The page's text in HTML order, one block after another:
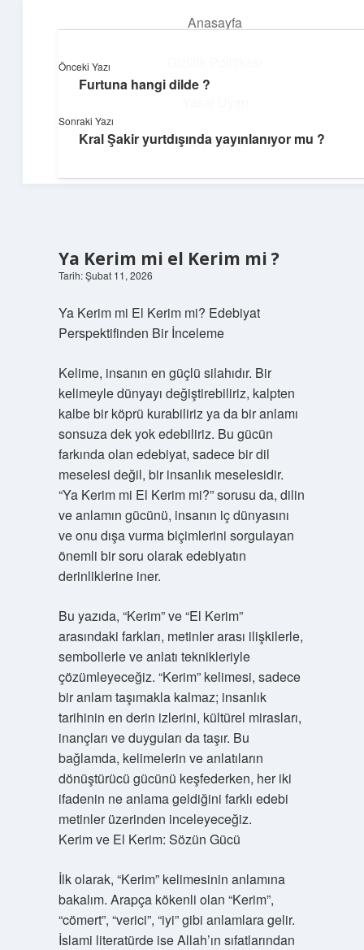
Anasayfa
Hakkımızda
Parlak Fikir Dünyası
Işıltılı önerilerle hayatını canlandır!
Ya Kerim mi el Kerim mi ?
Tarih: Şubat 11, 2026
Ya Kerim mi El Kerim mi? Edebiyat
Perspektifinden Bir İnceleme
Kelime, insanın en güçlü silahıdır. Bir
kelimeyle dünyayı değiştirebiliriz, kalpten
kalbe bir köprü kurabiliriz ya da bir anlamı
sonsuza dek yok edebiliriz. Bu gücün
farkında olan edebiyat, sadece bir dil
meselesi değil, bir insanlık meselesidir.
“Ya Kerim mi El Kerim mi?” sorusu da, dilin
ve anlamın gücünü, insanın iç dünyasını
ve onu dışa vurma biçimlerini sorgulayan
önemli bir soru olarak edebiyatın
derinliklerine iner.
Bu yazıda, “Kerim” ve “El Kerim”
arasındaki farkları, metinler arası ilişkilerle,
sembollerle ve anlatı teknikleriyle
çözümleyeceğiz. “Kerim” kelimesi, sadece
bir anlam taşımakla kalmaz; insanlık
tarihinin en derin izlerini, kültürel mirasları,
inançları ve duyguları da taşır. Bu
bağlamda, kelimelerin ve anlatıların
dönüştürücü gücünü keşfederken, her iki
ifadenin ne anlama geldiğini farklı edebi
metinler üzerinden inceleyeceğiz.
Kerim ve El Kerim: Sözün Gücü
İlk olarak, “Kerim” kelimesinin anlamına
bakalım. Arapça kökenli olan “Kerim”,
“cömert”, “verici”, “iyi” gibi anlamlara gelir.
İslami literatürde ise Allah’ın sıfatlarından
Önceki Yazı
Furtuna hangi dilde ?
Sonraki Yazı
Kral Şakir yurtdışında yayınlanıyor mu ?